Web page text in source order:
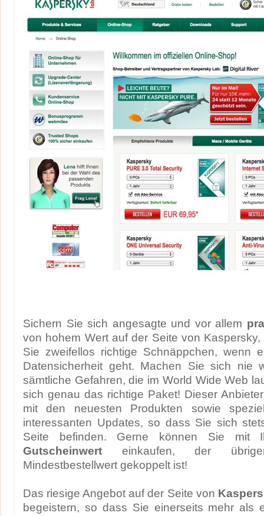
Sichern Sie sich angesagte und vor allem
von hohem Wert auf der Seite von
Sie zweifellos richtige Schnäppchen, wenn
Datensicherheit geht. Machen Sie sich nie
sämtliche Gefahren, die im World Wide Web
sich genau das richtige Paket! Dieser
mit den neuesten Produkten sowie
interessanten Updates, so dass Sie sich
Seite befinden. Gerne können Sie mit
Gutscheinwert einkaufen, der
Mindestbestellwert gekoppelt ist!
Das riesige Angebot auf der Seite von
begeistern, so dass Sie einerseits mehr als